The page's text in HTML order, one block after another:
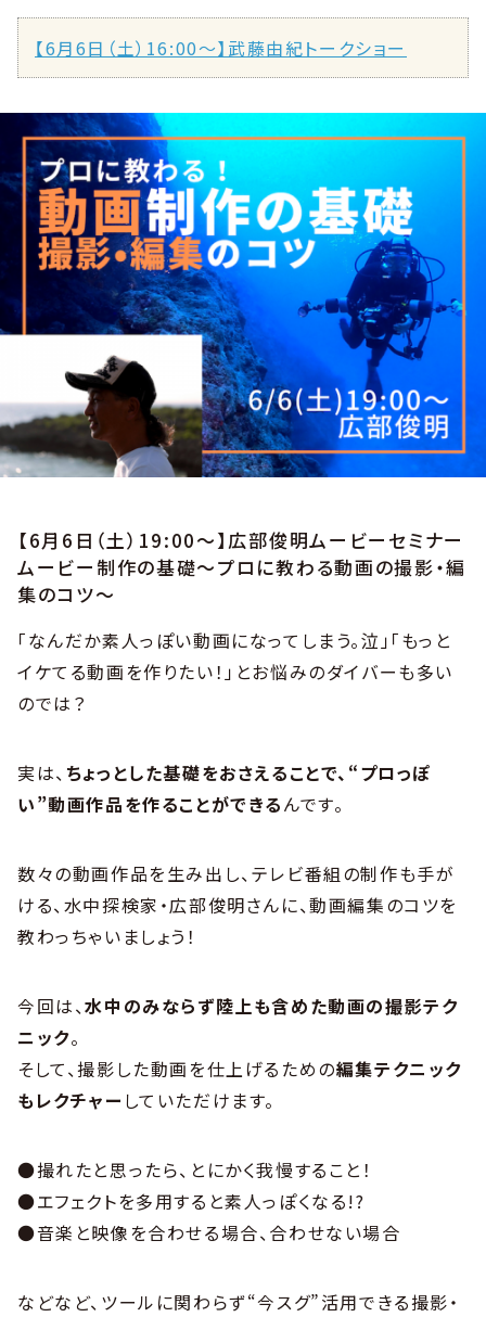
【6月6日（土）16:00〜】武藤由紀トークショー
【6月6日（土）19:00〜】広部俊明ムービーセミナー
ムービー制作の基礎〜プロに教わる動画の撮影・編
集のコツ〜
「なんだか素人っぽい動画になってしまう。泣」「もっと
イケてる動画を作りたい！」とお悩みのダイバーも多い
のでは？
実は、 ちょっとした基礎をおさえることで、“プロっぽ
い”動画作品を作ることができるんです。
数々の動画作品を生み出し、テレビ番組の制作も手が
ける、水中探検家・広部俊明さんに、動画編集のコツを
教わっちゃいましょう！
今回は、水中のみならず陸上も含めた動画の撮影テク
ニック。
そして、撮影した動画を仕上げるための編集テクニック
もレクチャー していただけます。
●撮れたと思ったら、とにかく我慢すること！
●エフェクトを多用すると素人っぽくなる!?
●音楽と映像を合わせる場合、合わせない場合
などなど、ツールに関わらず“今スグ”活用できる撮影・